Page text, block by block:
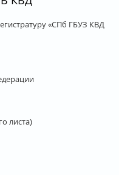
«СПб ГБУЗ КВД
листа)